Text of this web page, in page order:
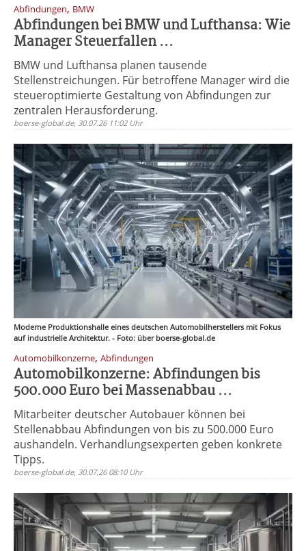
Abfindungen, BMW
Abfindungen bei BMW und Lufthansa: Wie
Manager Steuerfallen ...
BMW und Lufthansa planen tausende
Stellenstreichungen. Für betroffene Manager wird die
steueroptimierte Gestaltung von Abfindungen zur
zentralen Herausforderung.
boerse-global.de, 30.07.26 11:02 Uhr
Moderne Produktionshalle eines deutschen Automobilherstellers mit Fokus
auf industrielle Architektur. - Foto: über boerse-global.de
Automobilkonzerne, Abfindungen
Automobilkonzerne: Abfindungen bis
500.000 Euro bei Massenabbau ...
Mitarbeiter deutscher Autobauer können bei
Stellenabbau Abfindungen von bis zu 500.000 Euro
aushandeln. Verhandlungsexperten geben konkrete
Tipps.
boerse-global.de, 30.07.26 08:10 Uhr